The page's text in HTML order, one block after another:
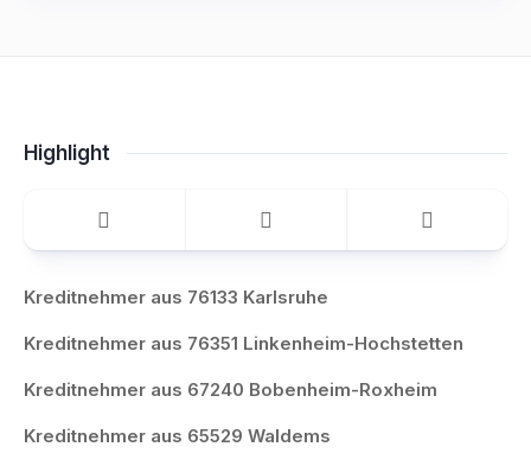
Highlight
Kreditnehmer aus 76133 Karlsruhe
Kreditnehmer aus 76351 Linkenheim-Hochstetten
Kreditnehmer aus 67240 Bobenheim-Roxheim
Kreditnehmer aus 65529 Waldems